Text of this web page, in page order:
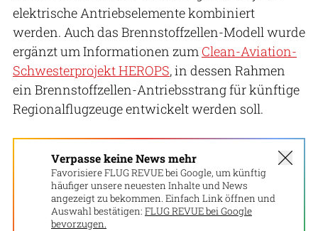
elektrische Antriebselemente kombiniert
werden. Auch das Brennstoffzellen-Modell wurde
ergänzt um Informationen zum Clean-Aviation-
Schwesterprojekt HEROPS, in dessen Rahmen
ein Brennstoffzellen-Antriebsstrang für künftige
Regionalflugzeuge entwickelt werden soll.
Verpasse keine News mehr
Favorisiere FLUG REVUE bei Google, um künftig
häufiger unsere neuesten Inhalte und News
angezeigt zu bekommen. Einfach Link öffnen und
Auswahl bestätigen: FLUG REVUE bei Google
bevorzugen.